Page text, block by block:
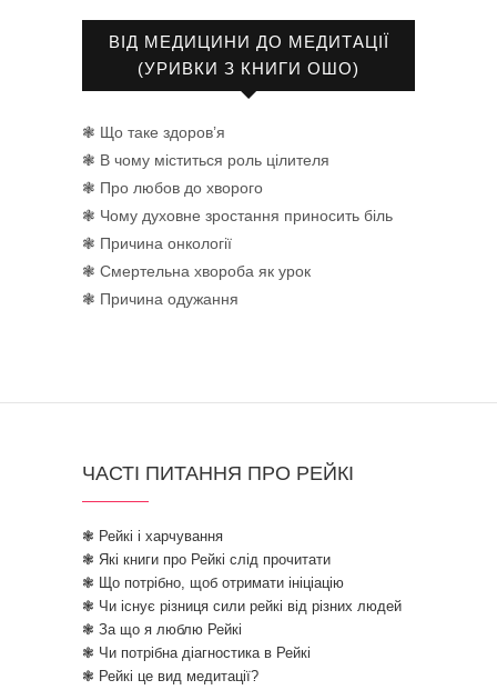
ВІД МЕДИЦИНИ ДО МЕДИТАЦІЇ
(УРИВКИ З КНИГИ ОШО)
❃ Що таке здоров’я
❃ В чому міститься роль цілителя
❃ Про любов до хворого
❃ Чому духовне зростання приносить біль
❃ Причина онкології
❃ Смертельна хвороба як урок
❃ Причина одужання
ЧАСТІ ПИТАННЯ ПРО РЕЙКІ
❃ Рейкі і харчування
❃ Які книги про Рейкі слід прочитати
❃ Що потрібно, щоб отримати ініціацію
❃ Чи існує різниця сили рейкі від різних людей
❃ За що я люблю Рейкі
❃ Чи потрібна діагностика в Рейкі
❃ Рейкі це вид медитації?